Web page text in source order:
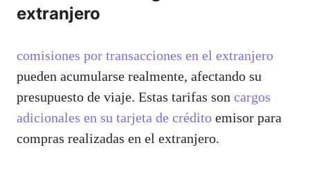
extranjero
comisiones por transacciones en el extranjero
pueden acumularse realmente, afectando su
presupuesto de viaje. Estas tarifas son cargos
adicionales en su tarjeta de crédito emisor para
compras realizadas en el extranjero.